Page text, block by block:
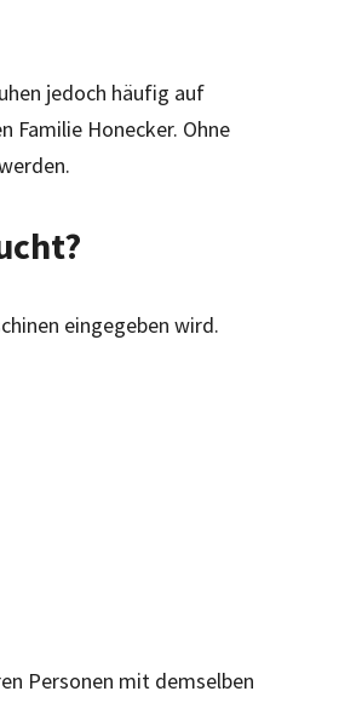
jedoch häufig auf
Familie Honecker. Ohne
eingegeben wird.
Personen mit demselben